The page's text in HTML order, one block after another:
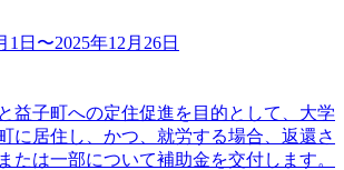
1日〜2025年12月26日
益子町への定住促進を目的として、大学
に居住し、かつ、就労する場合、返還さ
たは一部について補助金を交付します。